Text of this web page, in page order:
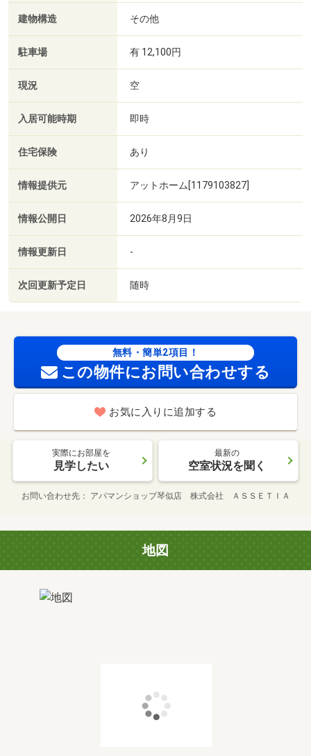
建物構造 その他
駐車場 有 12,100円
現況 空
入居可能時期 即時
住宅保険 あり
情報提供元 アットホーム[1179103827]
情報公開日 2026年8月9日
情報更新日 -
次回更新予定日 随時
無料・簡単2項目！
この物件にお問い合わせする
お気に入りに追加する
実際にお部屋を
見学したい
最新の
空室状況を聞く
お問い合わせ先 アパマンショップ琴似店 株式会社 ＡＳＳＥＴＩＡ
地図